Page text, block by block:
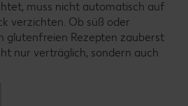
muss nicht automatisch auf
verzichten. Ob süß oder
glutenfreien Rezepten zauberst
nur verträglich, sondern auch